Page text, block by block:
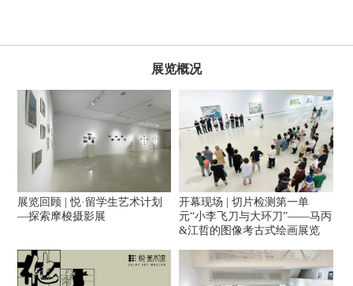
展览概况
展览回顾 | 悦·留学生艺术计划
—探索摩梭摄影展
开幕现场 | 切片检测第一单
元“小李飞刀与大环刀”——马丙
&江哲的图像考古式绘画展览